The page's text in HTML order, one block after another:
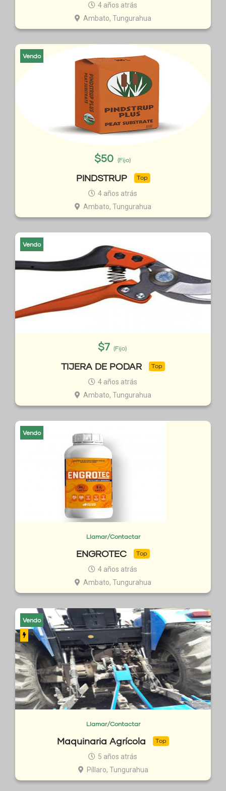
4 años atrás
Ambato, Tungurahua
Vendo
$50 (Fijo)
PINDSTRUP Top
4 años atrás
Ambato, Tungurahua
Vendo
$7 (Fijo)
TIJERA DE PODAR Top
4 años atrás
Ambato, Tungurahua
Vendo
Llamar/Contactar
ENGROTEC Top
4 años atrás
Ambato, Tungurahua
Vendo
Llamar/Contactar
Maquinaria Agrícola Top
5 años atrás
Píllaro, Tungurahua